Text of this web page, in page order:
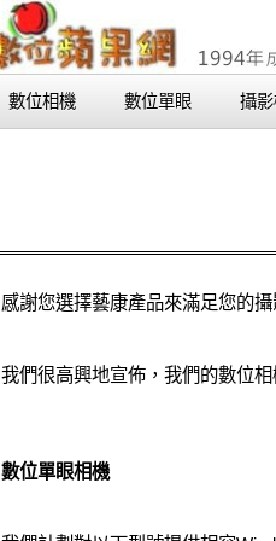
數位相機 數位單眼 攝
感謝您選擇藝康產品來滿足您的攝
我們很高興地宣佈，我們的數位
數位單眼相機